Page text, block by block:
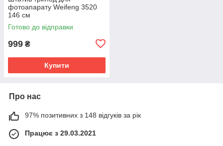
фотоапарату Weifeng 3520
146 см
Готово до відправки
999 ₴
Купити
Про нас
97% позитивних з 148 відгуків за рік
Працює з 29.03.2021